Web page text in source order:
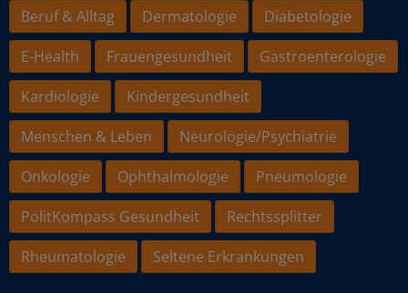
Beruf & Alltag
Dermatologie
Diabetologie
E-Health
Frauengesundheit
Gastroenterologie
Kardiologie
Kindergesundheit
Menschen & Leben
Neurologie/Psychiatrie
Onkologie
Ophthalmologie
Pneumologie
PolitKompass Gesundheit
Rechtssplitter
Rheumatologie
Seltene Erkrankungen